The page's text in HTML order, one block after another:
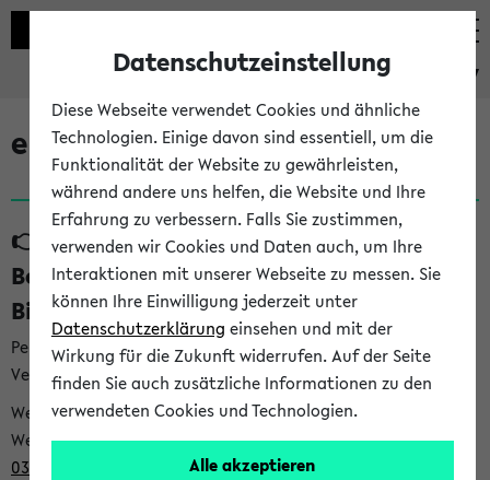
eKVV
eKVV News
👉 Neue Angebote zur
Berufsorientierung an der Universität
Bielefeld (31.07.26)
Per E-Mail eingestellt von career@uni-bielefeld.de an den
Verteiler 'Alle Studierenden':
Webansicht /
Webview <https://t9be21bfb.emailsys1a.net/mailing/203/932
0396/1007481/2/5c029be88e/index.html>
Datenschutzeinstellung
Diese Webseite verwendet Cookies und ähnliche
Technologien. Einige davon sind essentiell, um die
Funktionalität der Website zu gewährleisten,
während andere uns helfen, die Website und Ihre
Erfahrung zu verbessern. Falls Sie zustimmen,
verwenden wir Cookies und Daten auch, um Ihre
Interaktionen mit unserer Webseite zu messen. Sie
können Ihre Einwilligung jederzeit unter
Datenschutzerklärung einsehen und mit der
Wirkung für die Zukunft widerrufen. Auf der Seite
finden Sie auch zusätzliche Informationen zu den
verwendeten Cookies und Technologien.
Alle akzeptieren